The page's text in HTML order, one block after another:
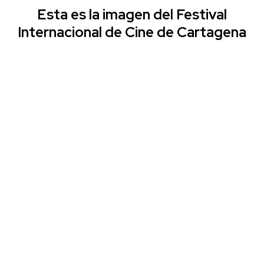
Esta es la imagen del Festival
Internacional de Cine de Cartagena